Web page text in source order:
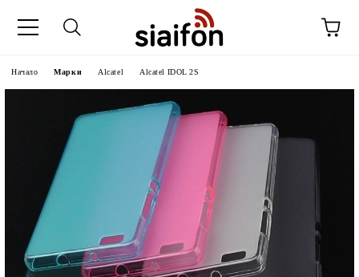
Начало Марки Alcatel Alcatel IDOL 2S